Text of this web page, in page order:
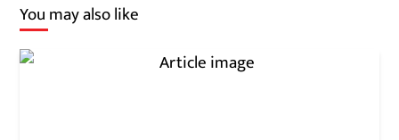
You may also like